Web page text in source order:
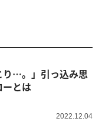
り…。」引っ込み思
ーとは
2022.12.04